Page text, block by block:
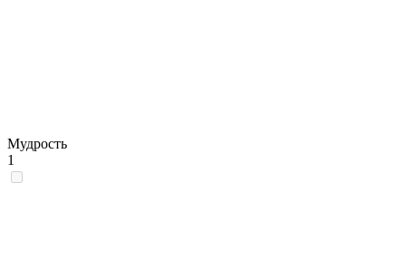
Мудрость
1